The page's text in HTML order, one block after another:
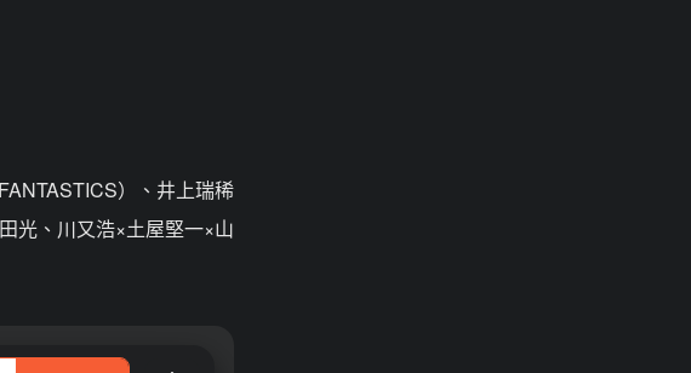
）、井上瑞稀
光、川又浩×土屋堅一×山